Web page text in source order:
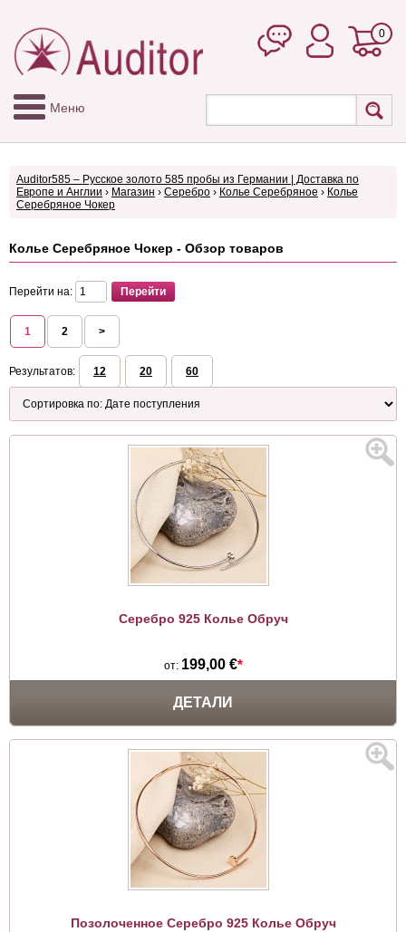
0
Меню
Auditor585 – Русское золото 585 пробы из Германии | Доставка по
Европе и Англии › Магазин › Серебро › Колье Серебряное › Колье
Серебряное Чокер
Колье Серебряное Чокер - Обзор товаров
Перейти на:
1 2 >
Результатов: 12 20 60
Серебро 925 Колье Обруч
от: 199,00 €*
ДЕТАЛИ
Позолоченное Серебро 925 Колье Обруч